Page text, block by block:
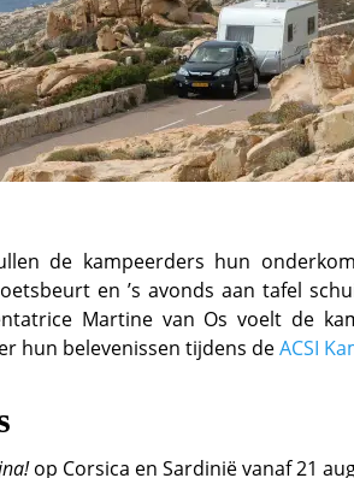
de kampeerders hun
en ’s avonds aan tafel
Martine van Os voelt de
hun belevenissen tijdens deACSI
op Corsica en Sardinië vanaf 21